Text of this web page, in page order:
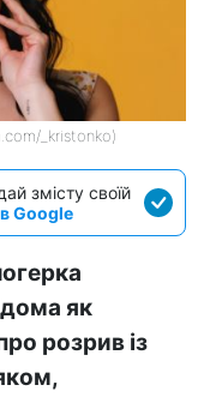
_kristonko)
змісту своїй
Google
як
розрив із